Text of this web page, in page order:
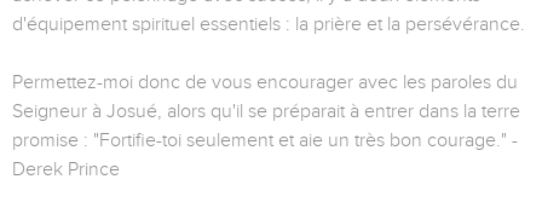
d'équipement spirituel essentiels : la prière et la persévérance.
Permettez-moi donc de vous encourager avec les paroles du
Seigneur à Josué, alors qu'il se préparait à entrer dans la terre
promise : "Fortifie-toi seulement et aie un très bon courage." -
Derek Prince